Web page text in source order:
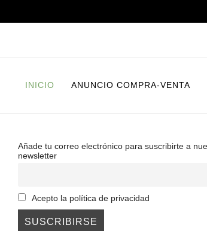
INICIO ANUNCIO COMPRA-VENTA
Añade tu correo electrónico para suscribirte a
newsletter
Acepto la política de privacidad